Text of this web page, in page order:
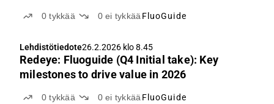
0tykkää 0ei tykkää FluoGuide
Lehdistötiedote26.2.2026 klo 8.45
Redeye: Fluoguide (Q4 Initial take): Key
milestones to drive value in 2026
0tykkää 0ei tykkää FluoGuide